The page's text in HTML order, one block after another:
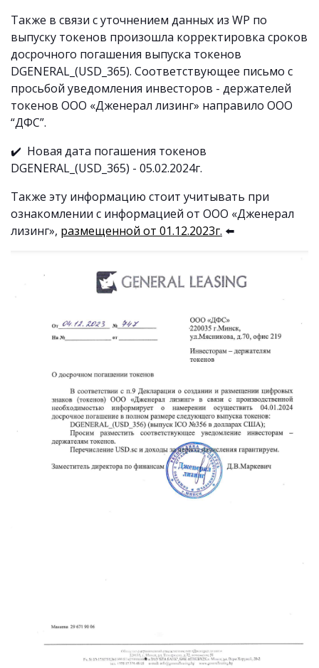
Также в связи с уточнением данных из WP по
выпуску токенов произошла корректировка сроков
досрочного погашения выпуска токенов
DGENERAL_(USD_365). Соответствующее письмо с
просьбой уведомления инвесторов - держателей
токенов ООО «Дженерал лизинг» направило ООО
“ДФС”.
✔️ Новая дата погашения токенов
DGENERAL_(USD_365) - 05.02.2024г.
Также эту информацию стоит учитывать при
ознакомлении с информацией от ООО «Дженерал
лизинг», размещенной от 01.12.2023г. ⬅️